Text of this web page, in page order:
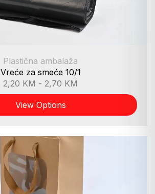
Plastična ambalaža
Vreće za smeće 10/1
2,20 KM - 2,70 KM
View Options